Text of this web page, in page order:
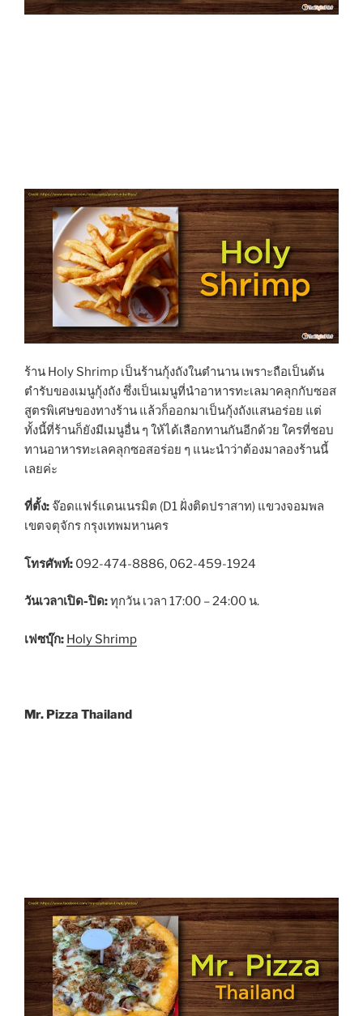
ร้าน Holy Shrimp เป็นร้านกุ้งถังในตำนาน เพราะถือเป็นต้น
ตำรับของเมนูกุ้งถัง ซึ่งเป็นเมนูที่นำอาหารทะเลมาคลุกกับซอส
สูตรพิเศษของทางร้าน แล้วก็ออกมาเป็นกุ้งถังแสนอร่อย แต่
ทั้งนี้ที่ร้านก็ยังมีเมนูอื่น ๆ ให้ได้เลือกทานกันอีกด้วย ใครที่ชอบ
ทานอาหารทะเลคลุกซอสอร่อย ๆ แนะนำว่าต้องมาลองร้านนี้
เลยค่ะ
ที่ตั้ง: จ๊อดแฟร์แดนเนรมิต (D1 ฝั่งติดปราสาท) แขวงจอมพล
เขตจตุจักร กรุงเทพมหานคร
โทรศัพท์: 092-474-8886, 062-459-1924
วันเวลาเปิด-ปิด:ทุกวัน เวลา 17:00 – 24:00 น.
เฟซบุ๊ก: Holy Shrimp
Mr. Pizza Thailand